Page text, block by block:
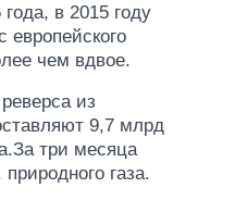
в 2015 году
европейского
чем вдвое.
из
9,7 млрд
три месяца
газа.